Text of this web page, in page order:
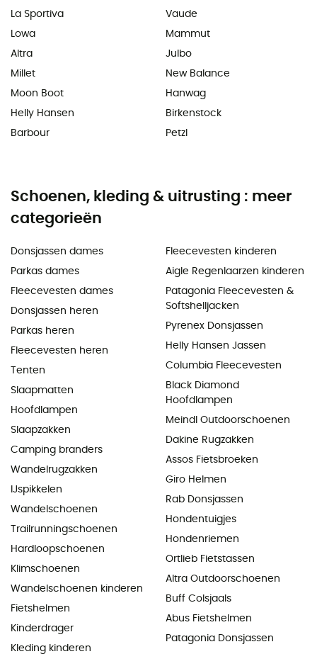
La Sportiva
Lowa
Altra
Millet
Moon Boot
Helly Hansen
Barbour
Vaude
Mammut
Julbo
New Balance
Hanwag
Birkenstock
Petzl
Schoenen, kleding & uitrusting : meer
categorieën
Donsjassen dames
Parkas dames
Fleecevesten dames
Donsjassen heren
Parkas heren
Fleecevesten heren
Tenten
Slaapmatten
Hoofdlampen
Slaapzakken
Camping branders
Wandelrugzakken
IJspikkelen
Wandelschoenen
Trailrunningschoenen
Hardloopschoenen
Klimschoenen
Wandelschoenen kinderen
Fietshelmen
Kinderdrager
Kleding kinderen
Fleecevesten kinderen
Aigle Regenlaarzen kinderen
Patagonia Fleecevesten &
Softshelljacken
Pyrenex Donsjassen
Helly Hansen Jassen
Columbia Fleecevesten
Black Diamond
Hoofdlampen
Meindl Outdoorschoenen
Dakine Rugzakken
Assos Fietsbroeken
Giro Helmen
Rab Donsjassen
Hondentuigjes
Hondenriemen
Ortlieb Fietstassen
Altra Outdoorschoenen
Buff Colsjaals
Abus Fietshelmen
Patagonia Donsjassen